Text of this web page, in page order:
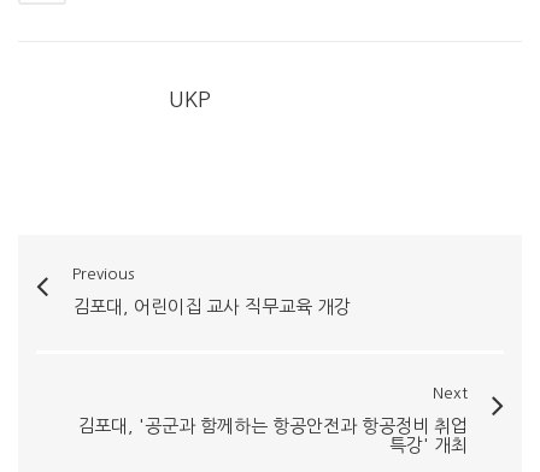
UKP
Previous
김포대, 어린이집 교사 직무교육 개강
Next
김포대, '공군과 함께하는 항공안전과 항공정비 취업
특강' 개최